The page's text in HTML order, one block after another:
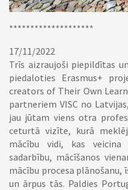
********************
17/11/2022
Trīs aizraujoši piepildītas
piedaloties Erasmus+
creators of Their Own
partneriem VISC no
jau jūtam viens otra
ceturtā vizīte, kurā
mācību vidi, kas veicina
sadarbību, mācīšanos
mācību procesa plānošanu,
un ārpus tās. Paldies